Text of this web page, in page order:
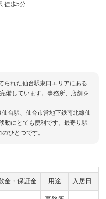
徒歩5分
られた仙台駅東口エリアにある
備しています。事務所、店舗を
台駅、仙台市営地下鉄南北線仙
動にとても便利です。最寄り駅
ひとつです。
金・保証金 用途 入居日